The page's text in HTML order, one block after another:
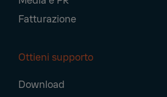
Fatturazione
Ottieni supporto
Download